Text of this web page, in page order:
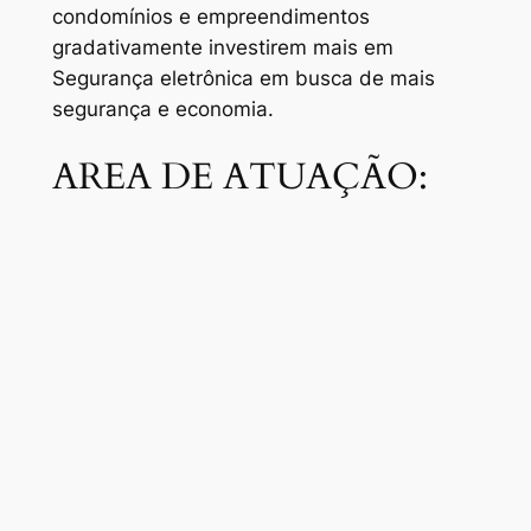
condomínios e empreendimentos
gradativamente investirem mais em
Segurança eletrônica em busca de mais
segurança e economia.
AREA DE ATUAÇÃO: